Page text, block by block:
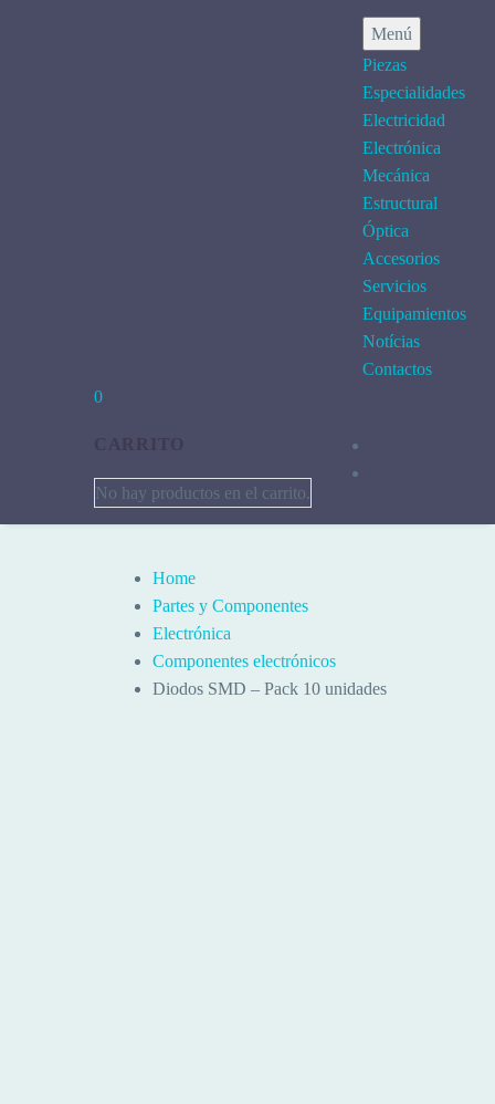
Menú
Piezas
Especialidades
Electricidad
Electrónica
Mecánica
Estructural
Óptica
Accesorios
Servicios
Equipamientos
Notícias
Contactos
0
No hay productos en el carrito.
Home
Partes y Componentes
Electrónica
Componentes electrónicos
Diodos SMD – Pack 10 unidades